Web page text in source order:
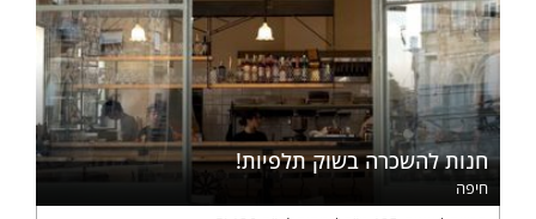
חנות להשכרה בשוק תלפיות!
חיפה